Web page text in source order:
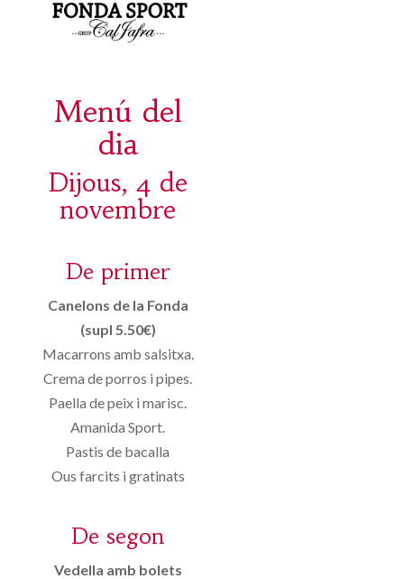
Menú del
dia
Dijous, 4 de
novembre
De primer
Canelons de la Fonda
(supl 5.50€)
Macarrons amb salsitxa.
Crema de porros i pipes.
Paella de peix i marisc.
Amanida Sport.
Pastis de bacalla
Ous farcits i gratinats
De segon
Vedella amb bolets